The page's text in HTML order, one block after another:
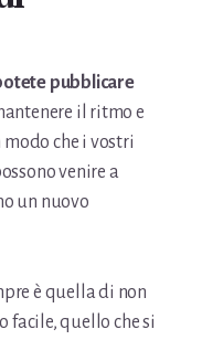
pubblicare
il ritmo e
che i vostri
venire a
un nuovo
è quella di non
facile, quello che si